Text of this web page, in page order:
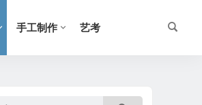
手工制作 艺考